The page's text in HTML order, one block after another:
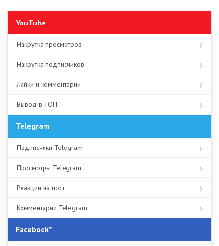
YouTube
Накрутка просмотров
Накрутка подписчиков
Лайки и комментарии
Вывод в ТОП
Telegram
Подписчики Telegram
Просмотры Telegram
Реакции на пост
Комментарии Telegram
Facebook*